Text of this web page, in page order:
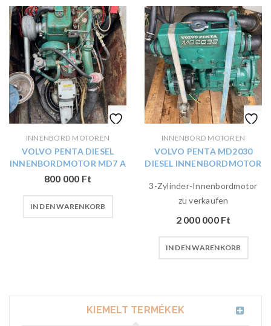
INNENBORD MOTOREN
VOLVO PENTA DIESEL
INNENBORDMOTOR MD7 A
800 000 Ft
IN DEN WARENKORB
INNENBORD MOTOREN
VOLVO PENTA MD2030
DIESEL INNENBORDMOTOR
3-Zylinder-Innenbordmotor
zu verkaufen
2 000 000 Ft
IN DEN WARENKORB
KIEMELT TERMÉKEK